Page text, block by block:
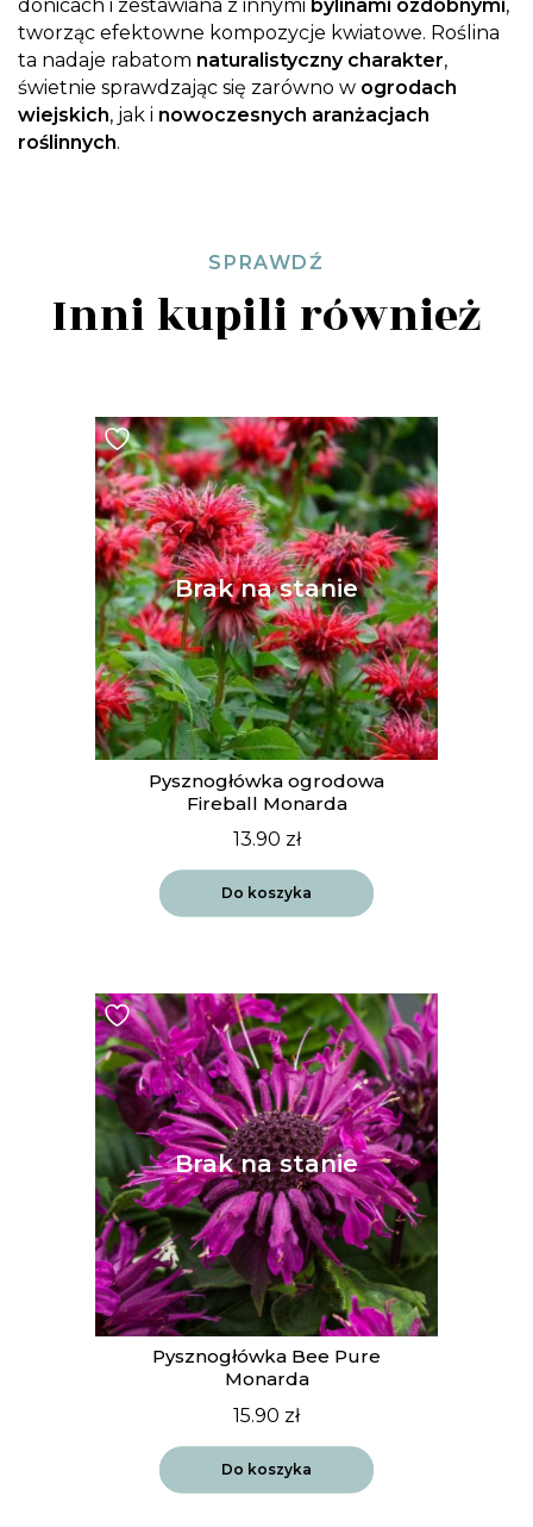
donicach i zestawiana z innymi bylinami ozdobnymi,
tworząc efektowne kompozycje kwiatowe. Roślina
ta nadaje rabatom naturalistyczny charakter,
świetnie sprawdzając się zarówno w ogrodach
wiejskich, jak i nowoczesnych aranżacjach
roślinnych.
SPRAWDŹ
Inni kupili również
Pysznogłówka ogrodowa
Fireball Monarda
13.90 zł
Do koszyka
Pysznogłówka Bee Pure
Monarda
15.90 zł
Do koszyka